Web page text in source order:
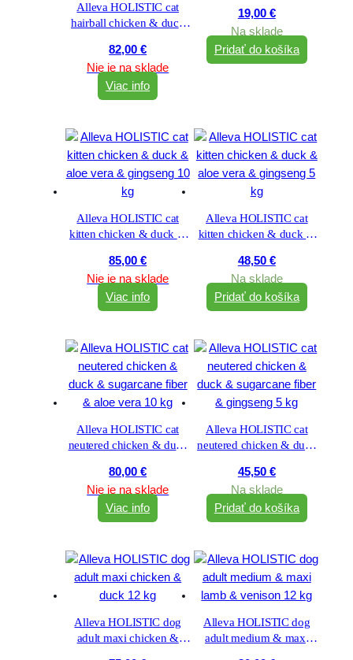
Alleva HOLISTIC cat
hairball chicken & duck
vera 10 kg
82,00€
Nie je na sklade
Viac info
19,00 €
Na sklade
Pridať do košíka
Alleva HOLISTIC cat
kitten chicken & duck &
kg
85,00€
Nie je na sklade
Viac info
Alleva HOLISTIC cat
kitten chicken & duck &
kg
48,50 €
Na sklade
Pridať do košíka
Alleva HOLISTIC cat
neutered chicken & duck
vera 10 kg
80,00€
Nie je na sklade
Viac info
Alleva HOLISTIC cat
neutered chicken & duck
gingseng 5 kg
45,50 €
Na sklade
Pridať do košíka
Alleva HOLISTIC dog
adult maxi chicken &
Alleva HOLISTIC dog
adult medium & maxi